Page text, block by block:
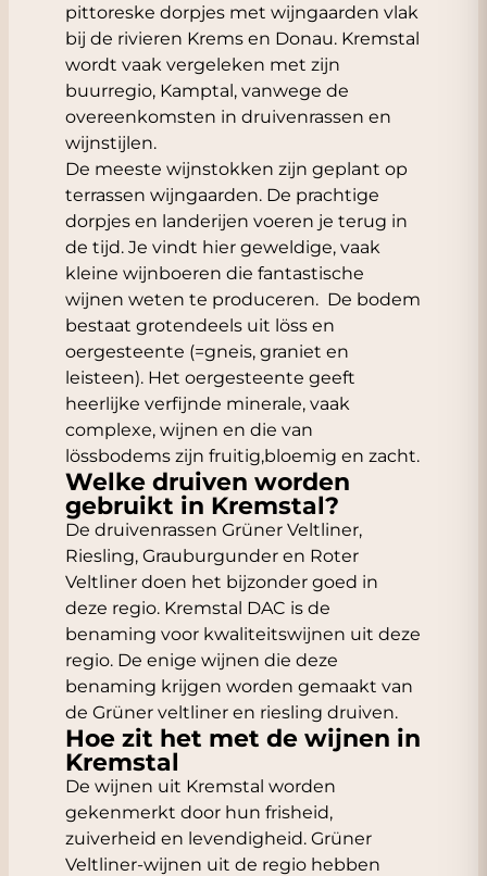
pittoreske dorpjes met wijngaarden vlak
bij de rivieren Krems en Donau. Kremstal
wordt vaak vergeleken met zijn
buurregio, Kamptal, vanwege de
overeenkomsten in druivenrassen en
wijnstijlen.
De meeste wijnstokken zijn geplant op
terrassen wijngaarden. De prachtige
dorpjes en landerijen voeren je terug in
de tijd. Je vindt hier geweldige, vaak
kleine wijnboeren die fantastische
wijnen weten te produceren. De bodem
bestaat grotendeels uit löss en
oergesteente (=gneis, graniet en
leisteen). Het oergesteente geeft
heerlijke verfijnde minerale, vaak
complexe, wijnen en die van
lössbodems zijn fruitig,bloemig en zacht.
Welke druiven worden
gebruikt in Kremstal?
De druivenrassen Grüner Veltliner,
Riesling, Grauburgunder en Roter
Veltliner doen het bijzonder goed in
deze regio. Kremstal DAC is de
benaming voor kwaliteitswijnen uit deze
regio. De enige wijnen die deze
benaming krijgen worden gemaakt van
de Grüner veltliner en riesling druiven.
Hoe zit het met de wijnen in
Kremstal
De wijnen uit Kremstal worden
gekenmerkt door hun frisheid,
zuiverheid en levendigheid. Grüner
Veltliner-wijnen uit de regio hebben